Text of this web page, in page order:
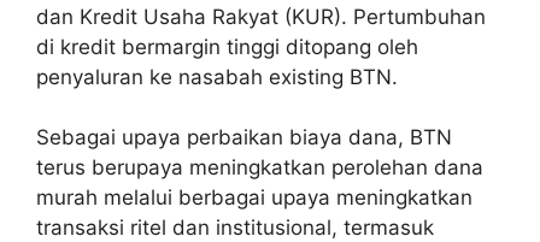
dan Kredit Usaha Rakyat (KUR). Pertumbuhan
di kredit bermargin tinggi ditopang oleh
penyaluran ke nasabah existing BTN.
Sebagai upaya perbaikan biaya dana, BTN
terus berupaya meningkatkan perolehan dana
murah melalui berbagai upaya meningkatkan
transaksi ritel dan institusional, termasuk